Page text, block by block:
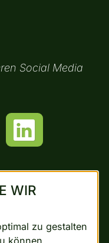
Social Media
WIR
zu gestalten
können,